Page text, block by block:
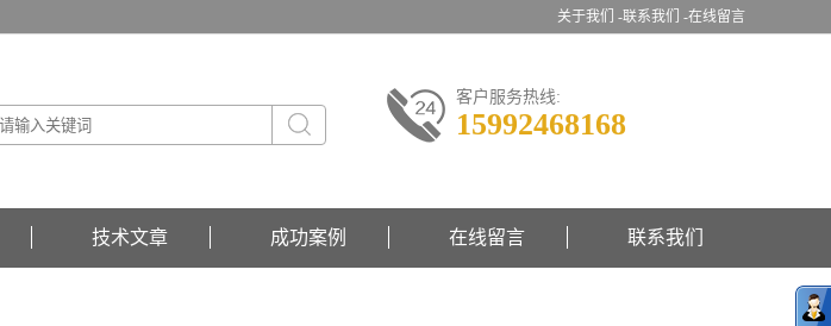
关于我们 -联系我们 -在线留言
客户服务热线:
15992468168
技术文章 成功案例 在线留言 联系我们